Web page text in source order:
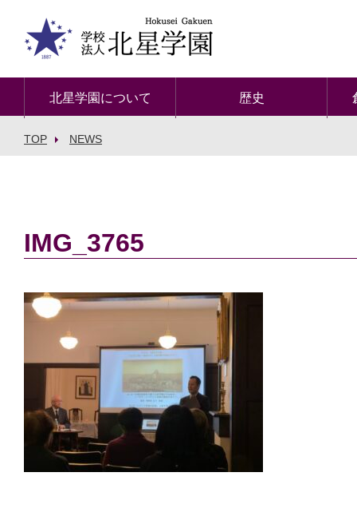
北星学園について 歴史
TOP NEWS
IMG_3765